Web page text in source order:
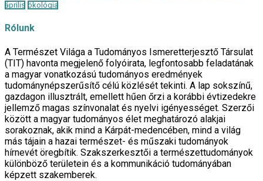
április ökológia
Rólunk
A Természet Világa a Tudományos Ismeretterjesztő Társulat
(TIT) havonta megjelenő folyóirata, legfontosabb feladatának
a magyar vonatkozású tudományos eredmények
tudománynépszerűsítő célú közlését tekinti. A lap sokszínű,
gazdagon illusztrált, emellett hűen őrzi a korábbi évtizedekre
jellemző magas színvonalat és nyelvi igényességet. Szerzői
között a magyar tudományos élet meghatározó alakjai
sorakoznak, akik mind a Kárpát-medencében, mind a világ
más tájain a hazai természet- és műszaki tudományok
hírnevét öregbítik. Szakszerkesztői a természettudományok
különböző területein és a kommunikáció tudományában
képzett szakemberek.